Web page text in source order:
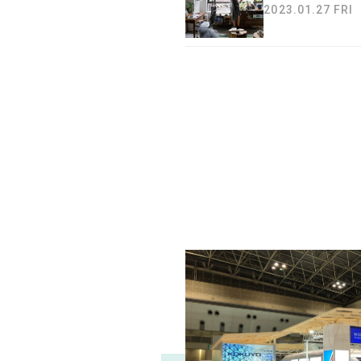
2023.01.27 FRI